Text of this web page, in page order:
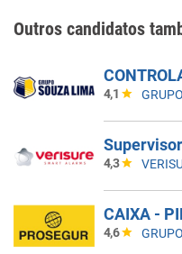
Outros candidatos
4,1
4,3
CAIXA -
4,6